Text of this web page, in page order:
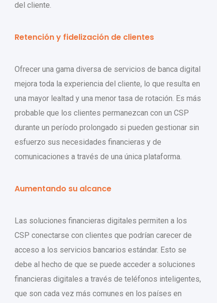
del cliente.
Retención y fidelización de clientes
Ofrecer una gama diversa de servicios de banca digital
mejora toda la experiencia del cliente, lo que resulta en
una mayor lealtad y una menor tasa de rotación. Es más
probable que los clientes permanezcan con un CSP
durante un período prolongado si pueden gestionar sin
esfuerzo sus necesidades financieras y de
comunicaciones a través de una única plataforma.
Aumentando su alcance
Las soluciones financieras digitales permiten a los
CSP conectarse con clientes que podrían carecer de
acceso a los servicios bancarios estándar. Esto se
debe al hecho de que se puede acceder a soluciones
financieras digitales a través de teléfonos inteligentes,
que son cada vez más comunes en los países en